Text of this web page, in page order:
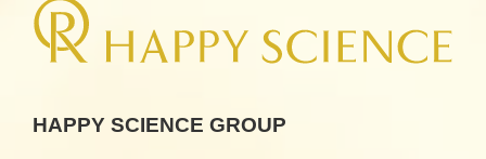
HAPPY SCIENCE GROUP